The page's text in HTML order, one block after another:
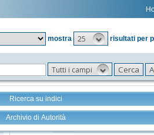
mostra
25 risultati per
Tutti i campi
Ricerca su indici
Archivio di Autorità
Tutto +